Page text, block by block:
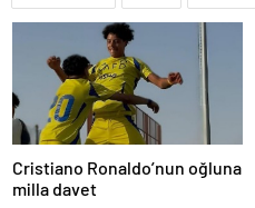
Cristiano Ronaldo’nun oğluna
milla davet